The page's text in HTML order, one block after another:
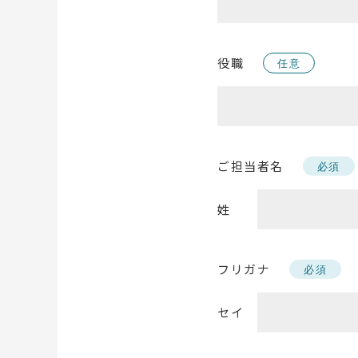
役職 任意
ご担当者名 必須
姓
フリガナ 必須
セイ